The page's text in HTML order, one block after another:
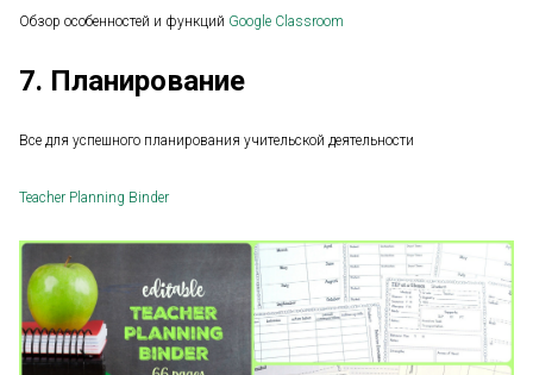
Обзор особенностей и функций Google Classroom
7. Планирование
Все для успешного планирования учительской деятельности
Teacher Planning Binder